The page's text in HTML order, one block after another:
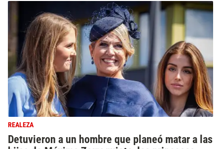
REALEZA
Detuvieron a un hombre que planeó matar a las